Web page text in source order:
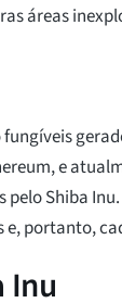
áreas
e
pelo Shiba
portanto,
Inu